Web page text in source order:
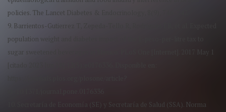
policies. The Lancet Diabetes & Endocrinology, 8(9), 746–747.
9. Barrientos-Gutierrez T, Zepeda-Tello R, Rodrigues ER, et al. Expected
population weight and diabetes impact of the 1-peso-per-litre tax to
sugar sweetened beverages in Mexico. PLoS One [Internet]. 2017 May 1
[citado 2023 Jun 18];12(5):e0176336. Disponible en:
10. Secretaría de Economía (SE) y Secretaría de Salud (SSA). Norma